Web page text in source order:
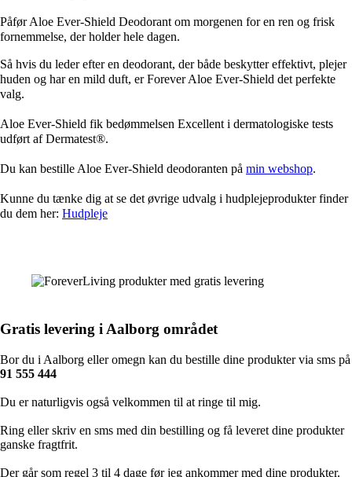
Påfør Aloe Ever-Shield Deodorant om morgenen for en ren og frisk
fornemmelse, der holder hele dagen.
Så hvis du leder efter en deodorant, der både beskytter effektivt, plejer
huden og har en mild duft, er Forever Aloe Ever-Shield det perfekte
valg.
Aloe Ever-Shield fik bedømmelsen Excellent i dermatologiske tests
udført af Dermatest®.
Du kan bestille Aloe Ever-Shield deodoranten på min webshop.
Kunne du tænke dig at se det øvrige udvalg i hudplejeprodukter finder
du dem her: Hudpleje
Gratis levering i Aalborg området
Bor du i Aalborg eller omegn kan du bestille dine produkter via sms på
91 555 444
Du er naturligvis også velkommen til at ringe til mig.
Ring eller skriv en sms med din bestilling og få leveret dine produkter
ganske fragtfrit.
Der går som regel 3 til 4 dage før jeg ankommer med dine produkter.